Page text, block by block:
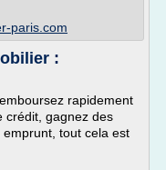
paris.com
:
rapidement
crédit, gagnez des
tout cela est